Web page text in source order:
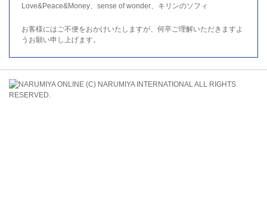
Love&Peace&Money、sense of wonder、キリンのソフィ
お客様にはご不便をおかけいたしますが、何卒ご理解いただきますよ
うお願い申し上げます。